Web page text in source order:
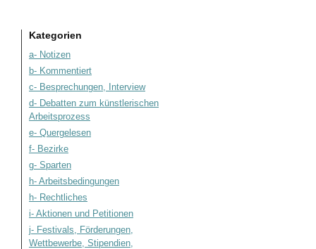
Kategorien
a- Notizen
b- Kommentiert
c- Besprechungen, Interview
d- Debatten zum künstlerischen
Arbeitsprozess
e- Quergelesen
f- Bezirke
g- Sparten
h- Arbeitsbedingungen
h- Rechtliches
i- Aktionen und Petitionen
j- Festivals, Förderungen,
Wettbewerbe, Stipendien,